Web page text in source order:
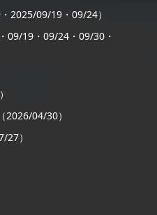
2025/09/19・09/24）
09/19・09/24・09/30・
2026/04/30）
）